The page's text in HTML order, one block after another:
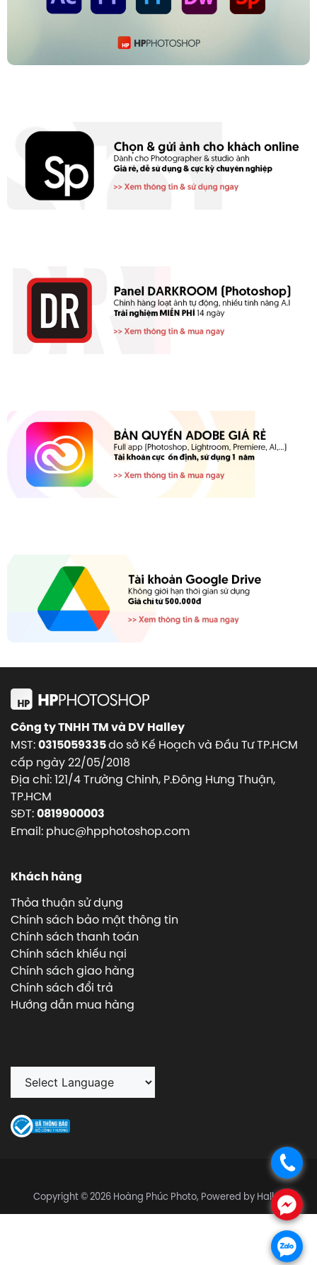
.
.
.
Công ty TNHH TM và DV Halley
MST:0315059335do sở Kế Hoạch và Đầu Tư TP.HCM
cấp ngày 22/05/2018
Địa chỉ: 121/4 Trường Chinh, P.Đông Hưng Thuận,
TP.HCM
SĐT:0819900003
Email: phuc@hpphotoshop.com
Khách hàng
Thỏa thuận sử dụng
Chính sách bảo mật thông tin
Chính sách thanh toán
Chính sách khiếu nại
Chính sách giao hàng
Chính sách đổi trả
Hướng dẫn mua hàng
Copyright © 2026 Hoàng Phúc Photo, Powered by Halley